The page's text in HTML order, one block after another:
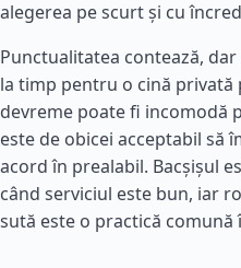
alegerea pe scurt și cu
Punctualitatea contează,
la timp pentru o cină
devreme poate fi incomodă
este de obicei acceptabil să
acord în prealabil. Bacșișul
când serviciul este bun, iar
sută este o practică comună